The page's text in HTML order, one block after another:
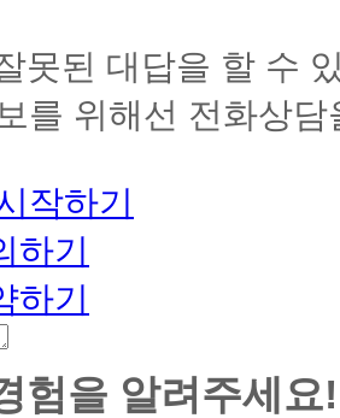
못된 대답을 할 수
를 위해선 전화상
작하기
하기
하기
험을 알려주세요!